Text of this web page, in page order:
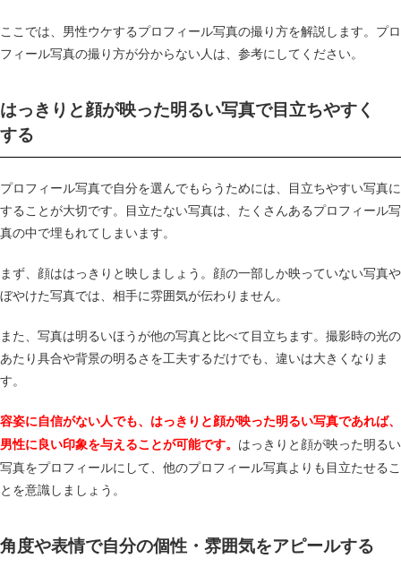
ここでは、男性ウケするプロフィール写真の撮り方を解説します。プロ
フィール写真の撮り方が分からない人は、参考にしてください。
はっきりと顔が映った明るい写真で目立ちやすく
する
プロフィール写真で自分を選んでもらうためには、目立ちやすい写真に
することが大切です。目立たない写真は、たくさんあるプロフィール写
真の中で埋もれてしまいます。
まず、顔ははっきりと映しましょう。顔の一部しか映っていない写真や
ぼやけた写真では、相手に雰囲気が伝わりません。
また、写真は明るいほうが他の写真と比べて目立ちます。撮影時の光の
あたり具合や背景の明るさを工夫するだけでも、違いは大きくなりま
す。
容姿に自信がない人でも、はっきりと顔が映った明るい写真であれば、
男性に良い印象を与えることが可能です。 はっきりと顔が映った明るい
写真をプロフィールにして、他のプロフィール写真よりも目立たせるこ
とを意識しましょう。
角度や表情で自分の個性・雰囲気をアピールする